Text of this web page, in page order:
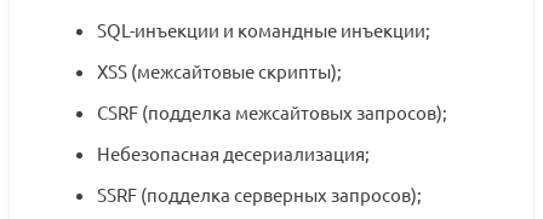
SQL-инъекции и командные инъекции;
XSS (межсайтовые скрипты);
CSRF (подделка межсайтовых запросов);
Небезопасная десериализация;
SSRF (подделка серверных запросов);